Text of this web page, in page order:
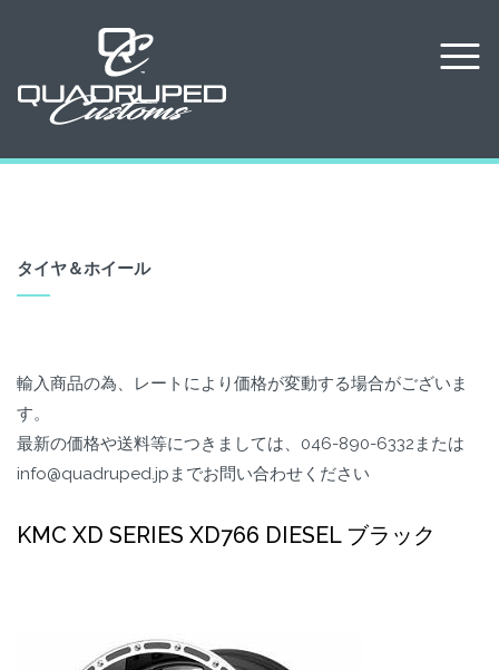
タイヤ＆ホイール
輸入商品の為、レートにより価格が変動する場合がございま
す。
最新の価格や送料等につきましては、046-890-6332または
info@quadruped.jpまでお問い合わせください
KMC XD SERIES XD766 DIESEL ブラック